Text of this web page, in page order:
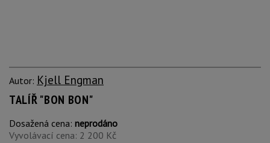
Autor: Kjell Engman
TALÍŘ "BON BON"
Dosažená cena: neprodáno
Vyvolávací cena: 2 200 Kč